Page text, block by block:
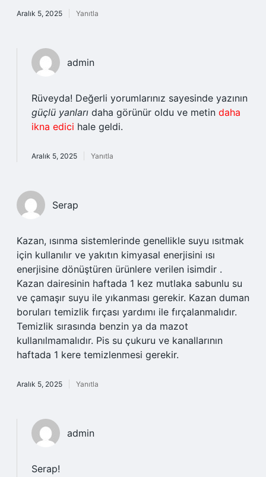
Aralık 5, 2025 Yanıtla
admin
Rüveyda! Değerli yorumlarınız sayesinde yazının
güçlü yanları daha görünür oldu ve metin daha
ikna edici hale geldi.
Aralık 5, 2025 Yanıtla
Serap
Kazan, ısınma sistemlerinde genellikle suyu ısıtmak
için kullanılır ve yakıtın kimyasal enerjisini ısı
enerjisine dönüştüren ürünlere verilen isimdir .
Kazan dairesinin haftada 1 kez mutlaka sabunlu su
ve çamaşır suyu ile yıkanması gerekir. Kazan duman
boruları temizlik fırçası yardımı ile fırçalanmalıdır.
Temizlik sırasında benzin ya da mazot
kullanılmamalıdır. Pis su çukuru ve kanallarının
haftada 1 kere temizlenmesi gerekir.
Aralık 5, 2025 Yanıtla
admin
Serap!